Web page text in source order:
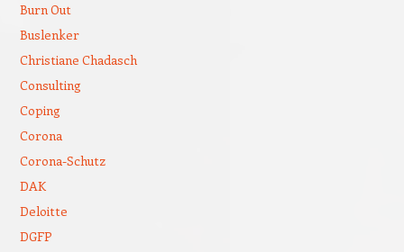
Burn Out
Buslenker
Christiane Chadasch
Consulting
Coping
Corona
Corona-Schutz
DAK
Deloitte
DGFP